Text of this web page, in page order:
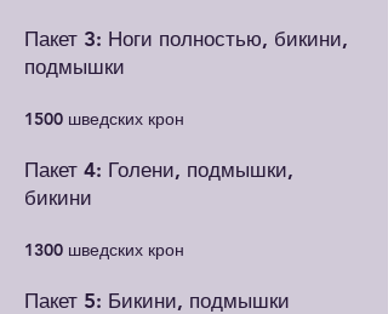
Пакет 3: Ноги полностью, бикини,
подмышки
1500 шведских крон
Пакет 4: Голени, подмышки,
бикини
1300 шведских крон
Пакет 5: Бикини, подмышки